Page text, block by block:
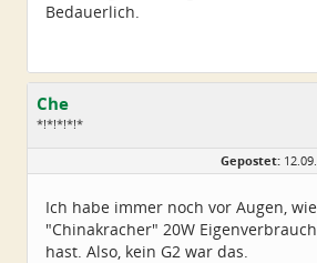
Bedauerlich.
Che
*!*!*!*!*
Alter:
72
Dabei seit:
06 / 2014
Gepostet:
Ich habe immer noch vor Augen,
"Chinakracher" 20W
hast. Also, kein G2 war das.